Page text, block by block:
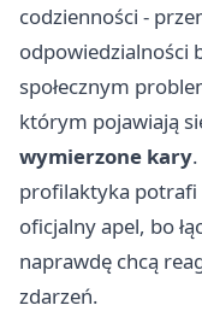
codzienności -
odpowiedzialności
społecznym
którym pojawiają
wymierzone kary
profilaktyka potrafi
oficjalny apel, bo
naprawdę chcą
zdarzeń.